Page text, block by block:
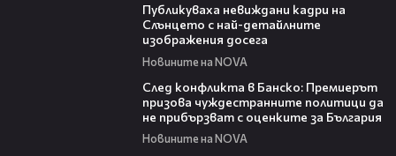
Публикуваха невиждани кадри на
Слънцето с най-детайлните
изображения досега
Новините на NOVA
След конфликта в Банско: Премиерът
призова чуждестранните политици да
не прибързват с оценките за България
Новините на NOVA